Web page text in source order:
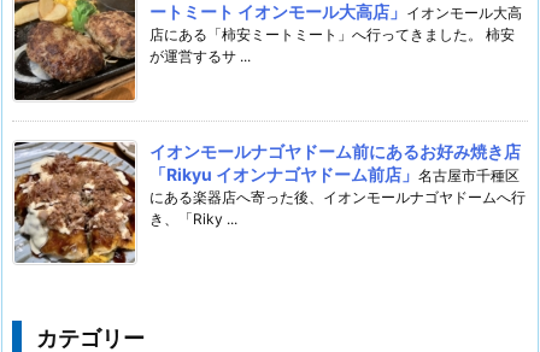
ートミート イオンモール大高店」 イオンモール大高
店にある「柿安ミートミート」へ行ってきました。 柿安
が運営するサ ...
イオンモールナゴヤドーム前にあるお好み焼き店
「Rikyu イオンナゴヤドーム前店」 名古屋市千種区
にある楽器店へ寄った後、イオンモールナゴヤドームへ行
き、「Riky ...
カテゴリー